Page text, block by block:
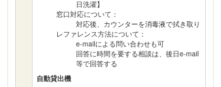
日洗濯】
窓口対応について：
対応後、カウンターを消毒液で拭き取り
レファレンス方法について：
e-mailによる問い合わせも可
回答に時間を要する相談は、後日e-mail
等で回答する
自動貸出機